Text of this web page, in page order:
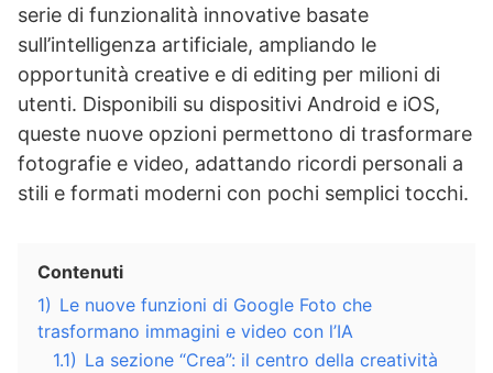
serie di funzionalità innovative basate
sull’intelligenza artificiale, ampliando le
opportunità creative e di editing per milioni di
utenti. Disponibili su dispositivi Android e iOS,
queste nuove opzioni permettono di trasformare
fotografie e video, adattando ricordi personali a
stili e formati moderni con pochi semplici tocchi.
Contenuti
1) Le nuove funzioni di Google Foto che
trasformano immagini e video con l’IA
1.1) La sezione “Crea”: il centro della creatività